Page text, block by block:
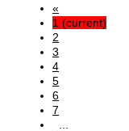
«
1 (current)
2
3
4
5
6
7